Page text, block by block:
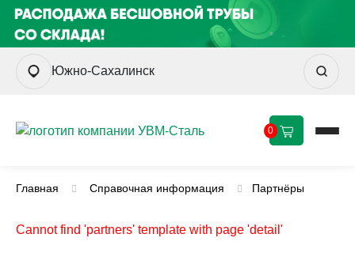
Южно-Сахалинск
0
Главная Справочная информация Партнёры
Cannot find 'partners' template with page 'detail'